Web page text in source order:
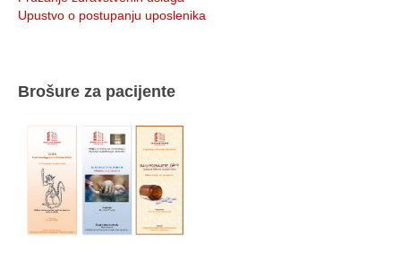
Upustvo o postupanju uposlenika
Brošure za pacijente